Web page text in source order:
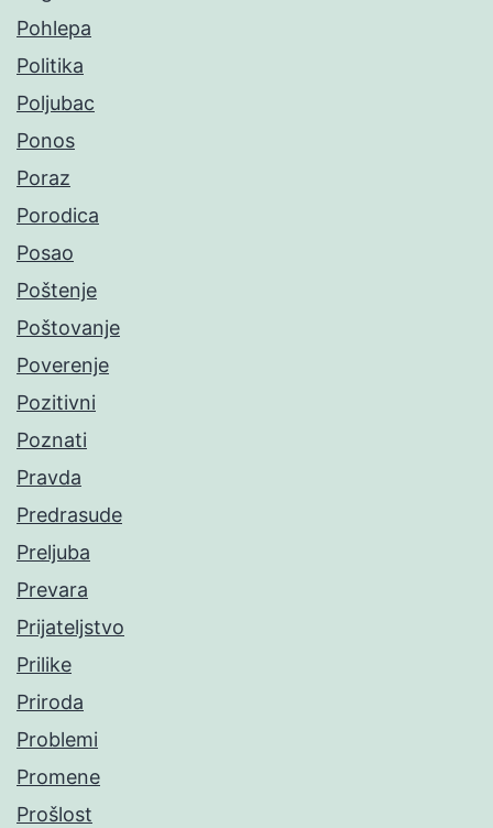
Pohlepa
Politika
Poljubac
Ponos
Poraz
Porodica
Posao
Poštenje
Poštovanje
Poverenje
Pozitivni
Poznati
Pravda
Predrasude
Preljuba
Prevara
Prijateljstvo
Prilike
Priroda
Problemi
Promene
Prošlost